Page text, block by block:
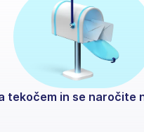
tekočem in se naročite